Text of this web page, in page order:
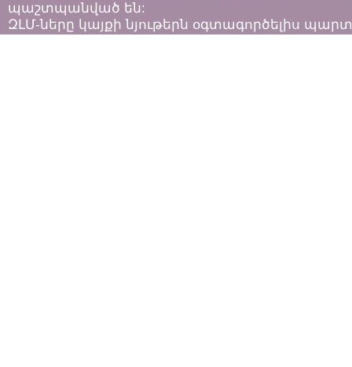
պաշտպանված են:
ԶԼՄ-ները կայքի նյութերն օգտագործելիս